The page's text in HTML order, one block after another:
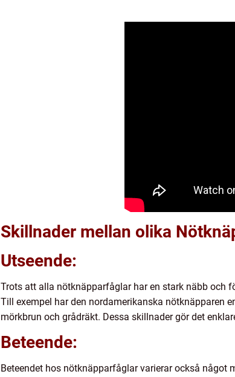
Skillnader mellan olika
Utseende:
Trots att alla nötknäpparfåglar har en stark näbb och
Till exempel har den nordamerikanska nötknäpparen
mörkbrun och grådräkt. Dessa skillnader gör det
Beteende:
Beteendet hos nötknäpparfåglar varierar också något